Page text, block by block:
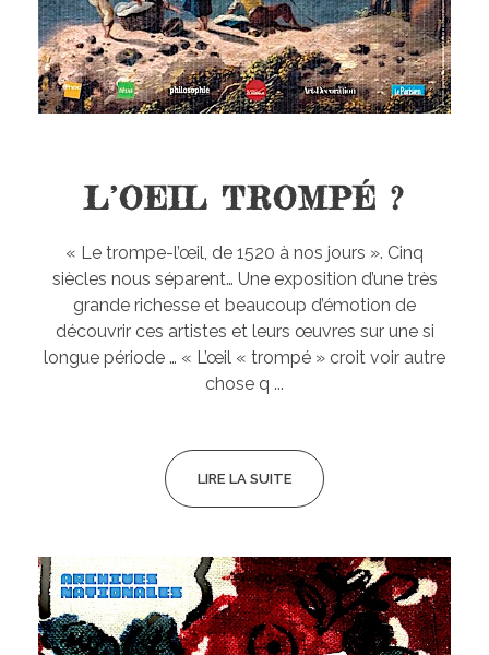
L’OEIL TROMPÉ ?
« Le trompe-l’œil, de 1520 à nos jours ». Cinq
siècles nous séparent… Une exposition d’une très
grande richesse et beaucoup d’émotion de
découvrir ces artistes et leurs œuvres sur une si
longue période … « L’œil « trompé » croit voir autre
chose q ...
LIRE LA SUITE